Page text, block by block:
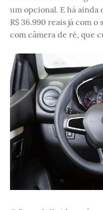
um opcional. E há ainda
R$ 36.990 reais já com
com câmera de ré, que